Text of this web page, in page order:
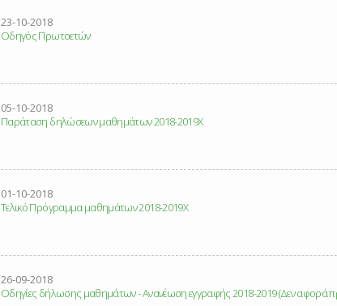
23-10-2018
Οδηγός Πρωτοετών
05-10-2018
Παράταση δηλώσεων μαθημάτων 2018-2019Χ
01-10-2018
Τελικό Πρόγραμμα μαθημάτων 2018-2019Χ
26-09-2018
Οδηγίες δήλωσης μαθημάτων - Ανανέωση εγγραφής 2018-2019 (Δεν αφορά